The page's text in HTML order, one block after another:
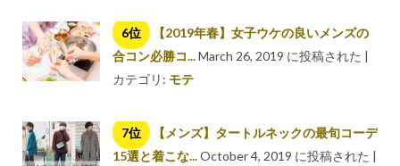
【2019年春】女子ウケの良いメンズの
合コン必勝コ...March 26, 2019 に投稿された |
カテゴリ: モテ
【メンズ】タートルネックの最旬コーデ
15選と着こな...October 4, 2019 に投稿された |